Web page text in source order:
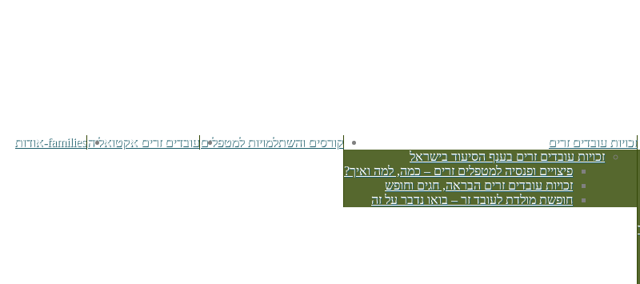
זכויות עובדים זרים
זכויות עובדים זרים בענף הסיעוד בישראל
פיצויים ופנסיה למטפלים זרים – כמה, למה ואיך?
זכויות עובדים זרים הבראה, חגים וחופש
חופשת מולדת לעובד זר – בואו נדבר על זה
קורסים והשתלמויות למטפליםעובדים זרים אקטואליהfamilies-אודות